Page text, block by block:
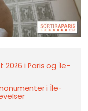
2026 i Paris og Île-
i Île-